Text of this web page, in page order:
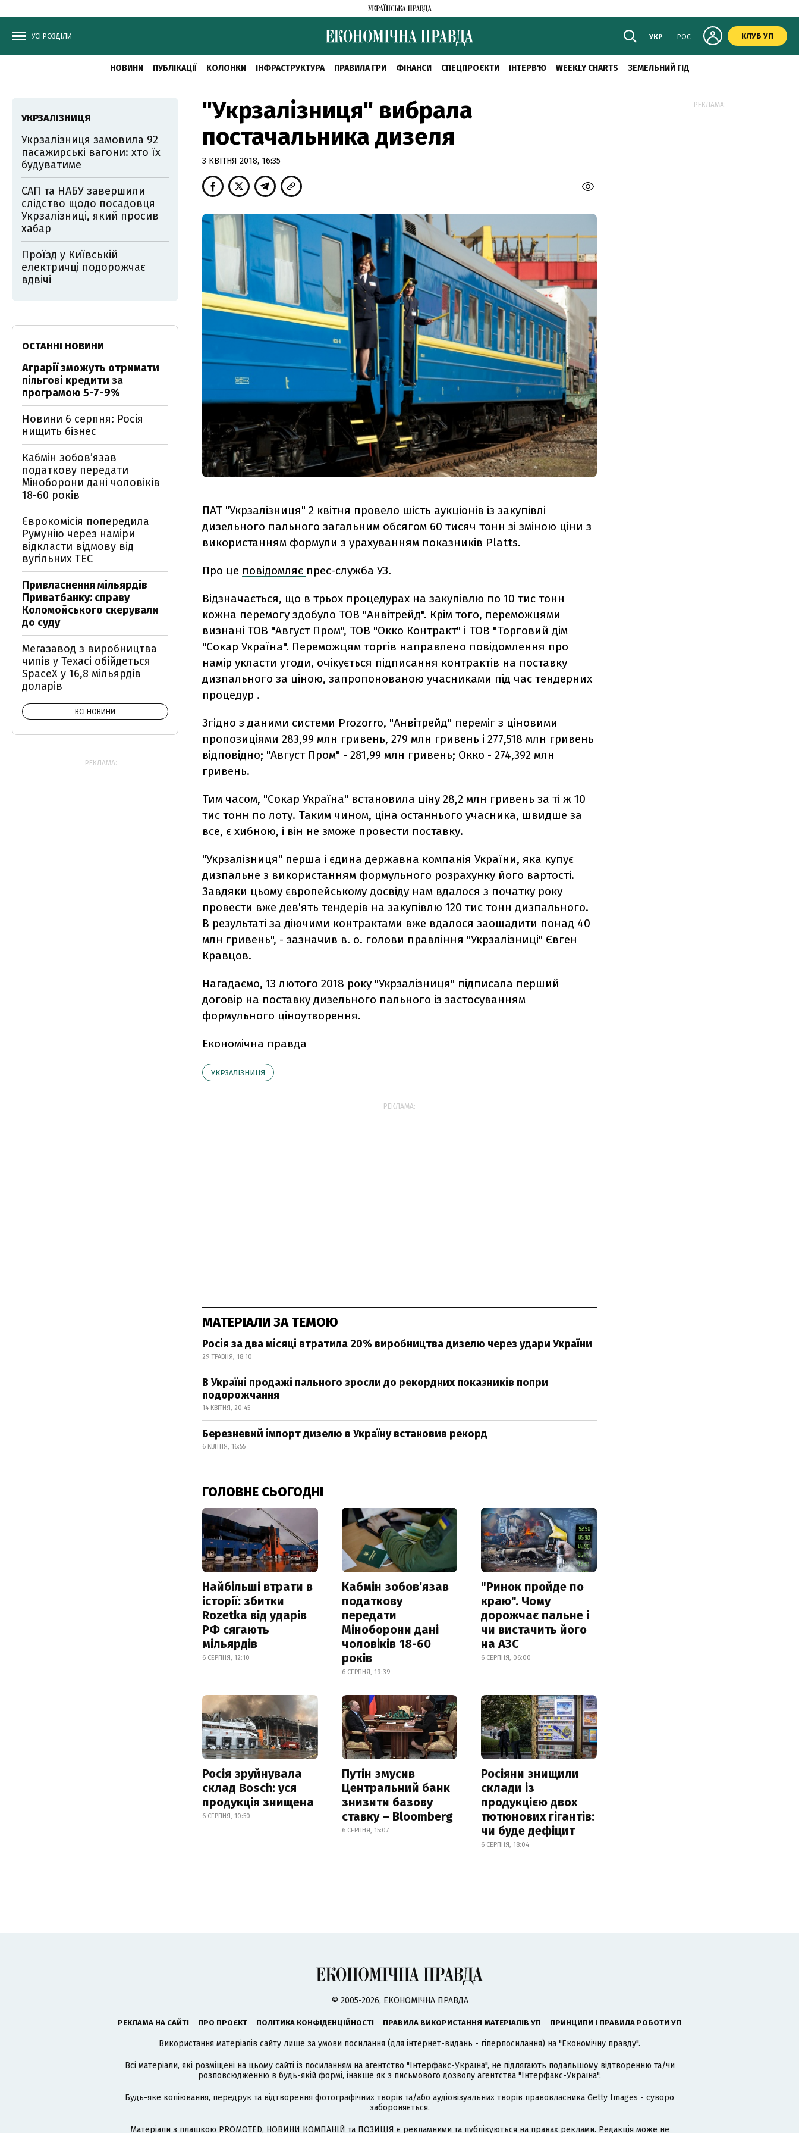
УСІ РОЗДІЛИ УКР РОС КЛУБ УП
НОВИНИ ПУБЛІКАЦІЇ КОЛОНКИ ІНФРАСТРУКТУРА ПРАВИЛА ГРИ ФІНАНСИ СПЕЦПРОЄКТИ ІНТЕРВ'Ю WEEKLY CHARTS ЗЕМЕЛЬНИЙ ГІД
"Укрзалізниця" вибрала
постачальника дизеля
3 КВІТНЯ 2018, 16:35
ПАТ "Укрзалізниця" 2 квітня провело шість аукціонів із закупівлі
дизельного пального загальним обсягом 60 тисяч тонн зі зміною ціни з
використанням формули з урахуванням показників Platts.
Про це повідомляє прес-служба УЗ.
Відзначається, що в трьох процедурах на закупівлю по 10 тис тонн
кожна перемогу здобуло ТОВ "Анвітрейд". Крім того, переможцями
визнані ТОВ "Август Пром", ТОВ "Окко Контракт" і ТОВ "Торговий дім
"Сокар Україна". Переможцям торгів направлено повідомлення про
намір укласти угоди, очікується підписання контрактів на поставку
дизпального за ціною, запропонованою учасниками під час тендерних
процедур .
Згідно з даними системи Prozorro, "Анвітрейд" переміг з ціновими
пропозиціями 283,99 млн гривень, 279 млн гривень і 277,518 млн гривень
відповідно; "Август Пром" - 281,99 млн гривень; Окко - 274,392 млн
гривень.
Тим часом, "Сокар Україна" встановила ціну 28,2 млн гривень за ті ж 10
тис тонн по лоту. Таким чином, ціна останнього учасника, швидше за
все, є хибною, і він не зможе провести поставку.
"Укрзалізниця" перша і єдина державна компанія України, яка купує
дизпальне з використанням формульного розрахунку його вартості.
Завдяки цьому європейському досвіду нам вдалося з початку року
провести вже дев'ять тендерів на закупівлю 120 тис тонн дизпального.
В результаті за діючими контрактами вже вдалося заощадити понад 40
млн гривень", - зазначив в. о. голови правління "Укрзалізниці" Євген
Кравцов.
Нагадаємо, 13 лютого 2018 року "Укрзалізниця" підписала перший
договір на поставку дизельного пального із застосуванням
формульного ціноутворення.
Економічна правда
УКРЗАЛІЗНИЦЯ
РЕКЛАМА:
МАТЕРІАЛИ ЗА ТЕМОЮ
Росія за два місяці втратила 20% виробництва дизелю через удари України
29 ТРАВНЯ, 18:10
В Україні продажі пального зросли до рекордних показників попри
подорожчання
14 КВІТНЯ, 20:45
Березневий імпорт дизелю в Україну встановив рекорд
6 КВІТНЯ, 16:55
ГОЛОВНЕ СЬОГОДНІ
Найбільші втрати в
історії: збитки
Rozetka від ударів
РФ сягають
мільярдів
6 СЕРПНЯ, 12:10
Кабмін зобовʼязав
податкову
передати
Міноборони дані
чоловіків 18-60
років
6 СЕРПНЯ, 19:39
"Ринок пройде по
краю". Чому
дорожчає пальне і
чи вистачить його
на АЗС
6 СЕРПНЯ, 06:00
Росія зруйнувала
склад Bosch: уся
продукція знищена
6 СЕРПНЯ, 10:50
Путін змусив
Центральний банк
знизити базову
ставку – Bloomberg
6 СЕРПНЯ, 15:07
Росіяни знищили
склади із
продукцією двох
тютюнових гігантів:
чи буде дефіцит
6 СЕРПНЯ, 18:04
УКРЗАЛІЗНИЦЯ
Укрзалізниця замовила 92
пасажирські вагони: хто їх
будуватиме
САП та НАБУ завершили
слідство щодо посадовця
Укрзалізниці, який просив
хабар
Проїзд у Київській
електричці подорожчає
вдвічі
ОСТАННІ НОВИНИ
Аграрії зможуть отримати
пільгові кредити за
програмою 5-7-9%
Новини 6 серпня: Росія
нищить бізнес
Кабмін зобовʼязав
податкову передати
Міноборони дані чоловіків
18-60 років
Єврокомісія попередила
Румунію через наміри
відкласти відмову від
вугільних ТЕС
Привласнення мільярдів
Приватбанку: справу
Коломойського скерували
до суду
Мегазавод з виробництва
чипів у Техасі обійдеться
SpaceX у 16,8 мільярдів
доларів
ВСІ НОВИНИ
РЕКЛАМА:
РЕКЛАМА:
© 2005-2026, ЕКОНОМІЧНА ПРАВДА
РЕКЛАМА НА САЙТІ ПРО ПРОЄКТ ПОЛІТИКА КОНФІДЕНЦІЙНОСТІ ПРАВИЛА ВИКОРИСТАННЯ МАТЕРІАЛІВ УП ПРИНЦИПИ І ПРАВИЛА РОБОТИ УП
Використання матеріалів сайту лише за умови посилання (для інтернет-видань - гіперпосилання) на "Економічну правду".
Всі матеріали, які розміщені на цьому сайті із посиланням на агентство "Інтерфакс-Україна", не підлягають подальшому відтворенню та/чи
розповсюдженню в будь-якій формі, інакше як з письмового дозволу агентства "Інтерфакс-Україна".
Будь-яке копіювання, передрук та відтворення фотографічних творів та/або аудіовізуальних творів правовласника Getty Images - суворо
забороняється.
Матеріали з плашкою PROMOTED, НОВИНИ КОМПАНІЙ та ПОЗИЦІЯ є рекламними та публікуються на правах реклами. Редакція може не